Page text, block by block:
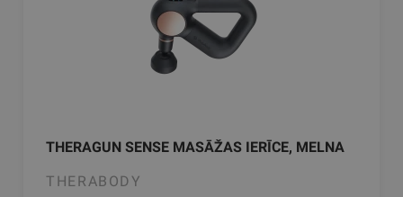
THERAGUN SENSE MASĀŽAS IERĪCE, MELNA
THERABODY